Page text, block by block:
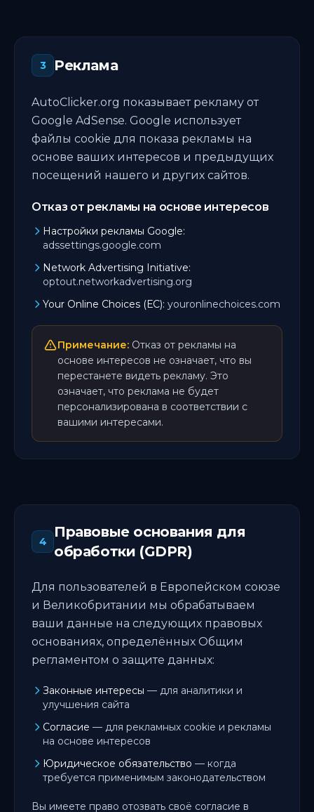
3 Реклама
AutoClicker.org показывает рекламу от
Google AdSense. Google использует
файлы cookie для показа рекламы на
основе ваших интересов и предыдущих
посещений нашего и других сайтов.
Отказ от рекламы на основе интересов
Настройки рекламы Google:
adssettings.google.com
Network Advertising Initiative:
optout.networkadvertising.org
Your Online Choices (ЕС): youronlinechoices.com
Примечание: Отказ от рекламы на
основе интересов не означает, что вы
перестанете видеть рекламу. Это
означает, что реклама не будет
персонализирована в соответствии с
вашими интересами.
4
Правовые основания для
обработки (GDPR)
Для пользователей в Европейском союзе
и Великобритании мы обрабатываем
ваши данные на следующих правовых
основаниях, определённых Общим
регламентом о защите данных:
Законные интересы — для аналитики и
улучшения сайта
Согласие — для рекламных cookie и рекламы
на основе интересов
Юридическое обязательство — когда
требуется применимым законодательством
Вы имеете право отозвать своё согласие в